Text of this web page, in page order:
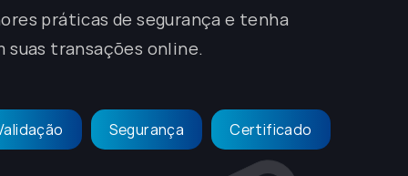
práticas de segurança e tenha
suas transações online.
Segurança Certificado